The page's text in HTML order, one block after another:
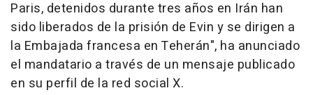
Paris, detenidos durante tres años en Irán han
sido liberados de la prisión de Evin y se dirigen a
la Embajada francesa en Teherán", ha anunciado
el mandatario a través de un mensaje publicado
en su perfil de la red social X.